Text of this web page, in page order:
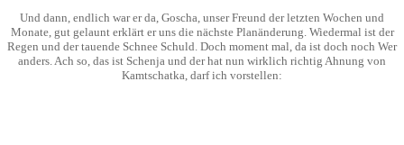
Und dann, endlich war er da, Goscha, unser Freund der letzten Wochen und
Monate, gut gelaunt erklärt er uns die nächste Planänderung. Wiedermal ist der
Regen und der tauende Schnee Schuld. Doch moment mal, da ist doch noch Wer
anders. Ach so, das ist Schenja und der hat nun wirklich richtig Ahnung von
Kamtschatka, darf ich vorstellen: